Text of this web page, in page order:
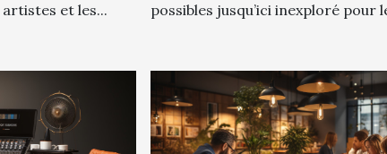
et les...
possibles jusqu’ici inexploré pour